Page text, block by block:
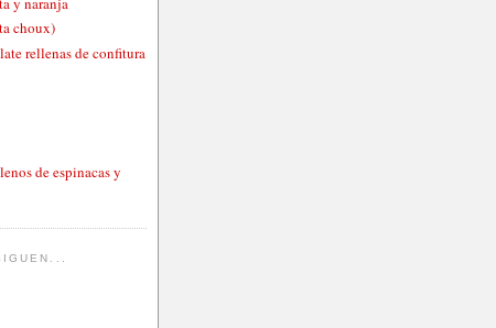
choux)
rellenas de confitura
de espinacas y